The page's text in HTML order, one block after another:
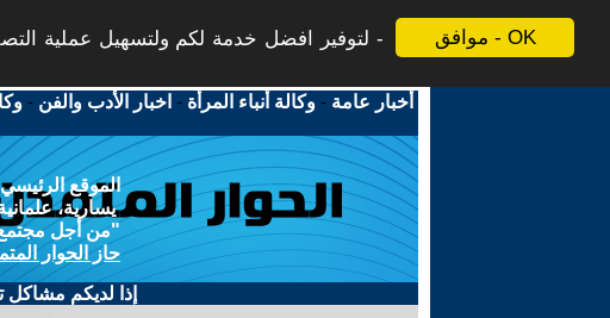
موافق - OK
لتوفير افضل خدمة لكم ولتسهيل عملية
أخبار عامة -وكالة أنباء المرأة - اخبار الأدب والفن -
الموقع
يسارية،
"من أجل مجتمع
حاز الحوار
إذا لديكم مشاكل